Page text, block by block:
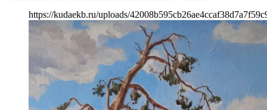
https://kudaekb.ru/uploads/